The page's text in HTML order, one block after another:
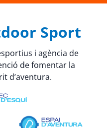
Sport
i agència de
de fomentar la
d’aventura.